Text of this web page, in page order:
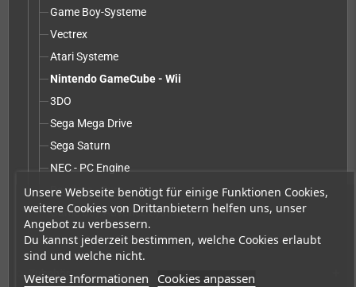
Unsere Webseite benötigt für einige Funktionen Cookies,
weitere Cookies von Drittanbietern helfen uns, unser
Angebot zu verbessern.
Du kannst jederzeit bestimmen, welche Cookies erlaubt
sind und welche nicht.
Weitere Informationen Cookies anpassen
Game Boy-Systeme
Vectrex
Atari Systeme
Nintendo GameCube - Wii
3DO
Sega Mega Drive
Sega Saturn
NEC - PC Engine
Pandora - Pyra
Game Boy Advance Systeme
Umbau-Service ohne Teile
Zubehör